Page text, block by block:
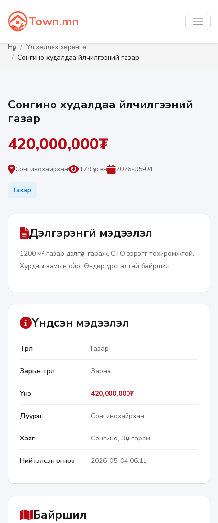
Town.mn
Нүүр
Үл хөдлөх хөрөнгө
Сонгино худалдаа үйлчилгээний газар
Сонгино худалдаа үйлчилгээний
газар
420,000,000₮
Сонгинохайрхан 179 үзсэн 2026-05-04
Газар
Дэлгэрэнгүй мэдээлэл
1200 м² газар дэлгүүр, гараж, СТО зэрэгт тохиромжтой.
Хурдны замын ойр. Өндөр урсгалтай байршил.
Үндсэн мэдээлэл
Төрөл Газар
Зарын төрөл Зарна
Үнэ 420,000,000₮
Дүүрэг Сонгинохайрхан
Хаяг Сонгино, Зүүн гарам
Нийтэлсэн огноо 2026-05-04 06:11
Байршил